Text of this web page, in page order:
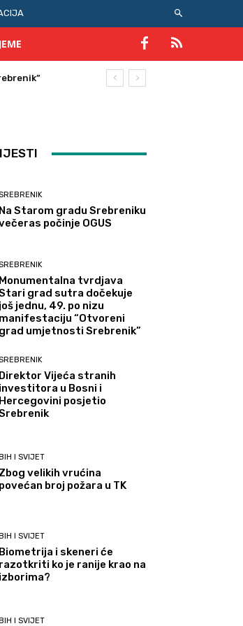
Na Starom gradu Srebreniku
počinje OGUS
Monumentalna tvrdjava
grad sutra dočekuje
još jednu, 49. po nizu
manifestaciju “Otvoreni
grad umjetnosti Srebrenik”
Direktor Vijeća stranih
investitora u Bosni i
Hercegovini posjetio
BIH I SVIJET
Zbog velikih vrućina
povećan broj požara u TK
I SVIJET
Biometrija i skeneri će
razotkriti ko je ranije krao na
izborima?
I SVIJET